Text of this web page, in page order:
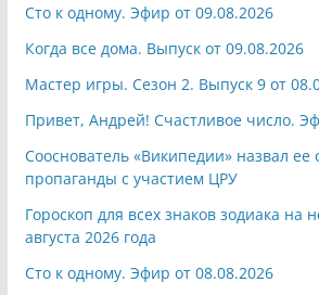
Сто к одному. Эфир от 09.08.2026
Когда все дома. Выпуск от 09.08.2026
Мастер игры. Сезон 2. Выпуск 9 от
Привет, Андрей! Счастливое число.
Сооснователь «Википедии» назвал ее
пропаганды с участием ЦРУ
Гороскоп для всех знаков зодиака на
августа 2026 года
Сто к одному. Эфир от 08.08.2026